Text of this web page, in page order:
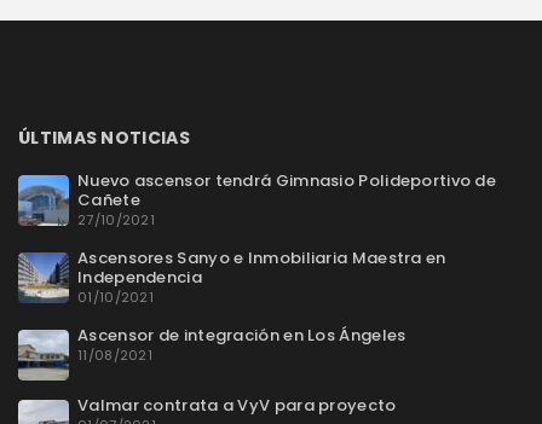
ÚLTIMAS NOTICIAS
Nuevo ascensor tendrá Gimnasio Polideportivo de
Cañete
27/10/2021
Ascensores Sanyo e Inmobiliaria Maestra en
Independencia
01/10/2021
Ascensor de integración en Los Ángeles
11/08/2021
Valmar contrata a VyV para proyecto